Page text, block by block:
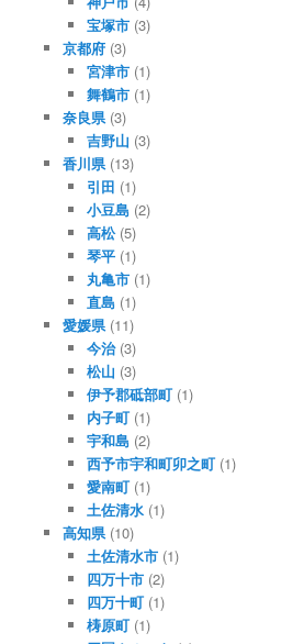
宝塚市 (3)
京都府(3)
宮津市 (1)
舞鶴市 (1)
奈良県(3)
吉野山 (3)
香川県(13)
引田 (1)
小豆島 (2)
高松(5)
琴平 (1)
丸亀市 (1)
直島 (1)
愛媛県(11)
今治(3)
松山 (3)
伊予郡砥部町 (1)
内子町 (1)
宇和島 (2)
西予市宇和町卯之町 (1)
愛南町 (1)
土佐清水 (1)
高知県(10)
土佐清水市 (1)
四万十市 (2)
四万十町 (1)
梼原町 (1)